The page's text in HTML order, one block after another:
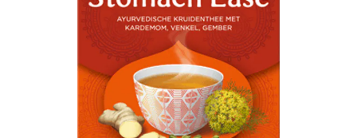
Huis & Gezelligheid